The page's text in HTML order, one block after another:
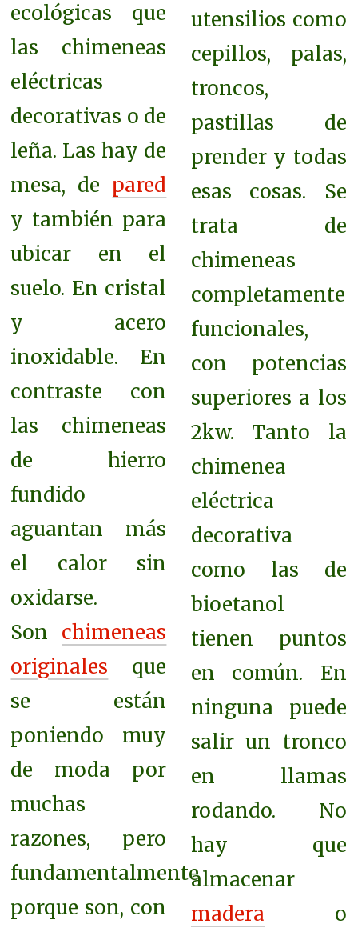
ecológicas que
las chimeneas
eléctricas
decorativas o de
leña. Las hay de
mesa, de pared
y también para
ubicar en el
suelo. En cristal
y acero
inoxidable. En
contraste con
las chimeneas
de hierro
fundido
aguantan más
el calor sin
oxidarse.
Son chimeneas
originales que
se están
poniendo muy
de moda por
muchas
razones, pero
fundamentalmente
porque son, con
utensilios como
cepillos, palas,
troncos,
pastillas de
prender y todas
esas cosas. Se
trata de
chimeneas
completamente
funcionales,
con potencias
superiores a los
2kw. Tanto la
chimenea
eléctrica
decorativa
como las de
bioetanol
tienen puntos
en común. En
ninguna puede
salir un tronco
en llamas
rodando. No
hay que
almacenar
madera o